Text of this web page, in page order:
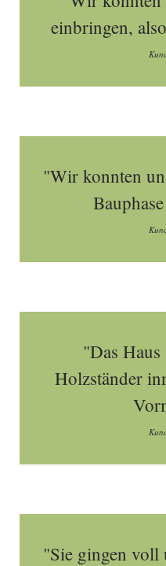
einbringen,
"Wir konnten
"Das
Holzständer
"Sie gingen voll